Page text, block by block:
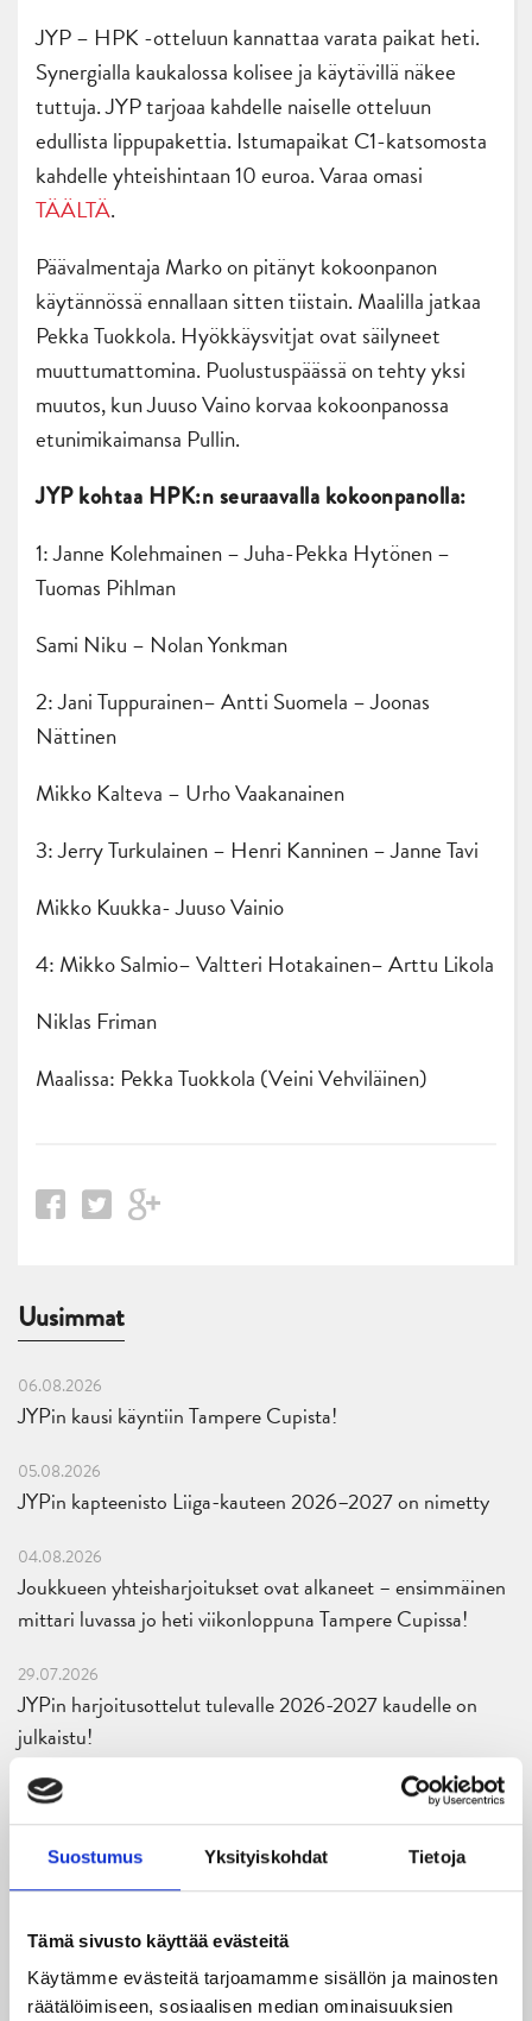
Suostumus Yksityiskohdat Tietoja
Tämä sivusto käyttää evästeitä
Käytämme evästeitä tarjoamamme sisällön ja mainosten
räätälöimiseen, sosiaalisen median ominaisuuksien
JYP – HPK -otteluun kannattaa varata paikat heti.
Synergialla kaukalossa kolisee ja käytävillä näkee
tuttuja. JYP tarjoaa kahdelle naiselle otteluun
edullista lippupakettia. Istumapaikat C1-katsomosta
kahdelle yhteishintaan 10 euroa. Varaa omasi
TÄÄLTÄ.
Päävalmentaja Marko on pitänyt kokoonpanon
käytännössä ennallaan sitten tiistain. Maalilla jatkaa
Pekka Tuokkola. Hyökkäysvitjat ovat säilyneet
muuttumattomina. Puolustuspäässä on tehty yksi
muutos, kun Juuso Vaino korvaa kokoonpanossa
etunimikaimansa Pullin.
JYP kohtaa HPK:n seuraavalla kokoonpanolla:
1: Janne Kolehmainen – Juha-Pekka Hytönen –
Tuomas Pihlman
Sami Niku – Nolan Yonkman
2: Jani Tuppurainen– Antti Suomela – Joonas
Nättinen
Mikko Kalteva – Urho Vaakanainen
3: Jerry Turkulainen – Henri Kanninen – Janne Tavi
Mikko Kuukka- Juuso Vainio
4: Mikko Salmio– Valtteri Hotakainen– Arttu Likola
Niklas Friman
Maalissa: Pekka Tuokkola (Veini Vehviläinen)
Uusimmat
06.08.2026
JYPin kausi käyntiin Tampere Cupista!
05.08.2026
JYPin kapteenisto Liiga-kauteen 2026–2027 on nimetty
04.08.2026
Joukkueen yhteisharjoitukset ovat alkaneet – ensimmäinen
mittari luvassa jo heti viikonloppuna Tampere Cupissa!
29.07.2026
JYPin harjoitusottelut tulevalle 2026-2027 kaudelle on
julkaistu!
27.07.2026
Ruotsalaishyökkääjä Arvid Costmar JYPiin
Liiga-kauden 2026-2027 otteluohjelma on julkaistu!